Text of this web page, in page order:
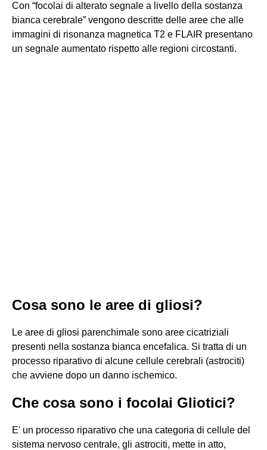
Con “focolai di alterato segnale a livello della sostanza
bianca cerebrale” vengono descritte delle aree che alle
immagini di risonanza magnetica T2 e FLAIR presentano
un segnale aumentato rispetto alle regioni circostanti.
Cosa sono le aree di gliosi?
Le aree di gliosi parenchimale sono aree cicatriziali
presenti nella sostanza bianca encefalica. Si tratta di un
processo riparativo di alcune cellule cerebrali (astrociti)
che avviene dopo un danno ischemico.
Che cosa sono i focolai Gliotici?
E' un processo riparativo che una categoria di cellule del
sistema nervoso centrale, gli astrociti, mette in atto,